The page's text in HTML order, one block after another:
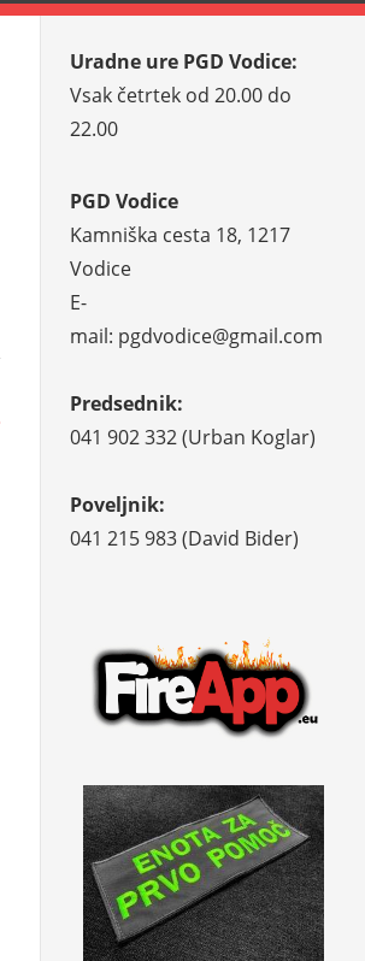
Uradne ure PGD Vodice:
Vsak četrtek od 20.00 do
22.00
PGD Vodice
Kamniška cesta 18, 1217
Vodice
E-
mail: pgdvodice@gmail.com
Predsednik:
041 902 332 (Urban Koglar)
Poveljnik:
041 215 983 (David Bider)